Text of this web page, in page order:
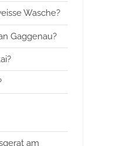
Wasche?
Gaggenau?
am